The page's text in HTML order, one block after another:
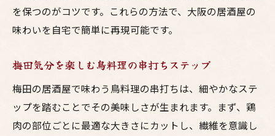
を保つのがコツです。これらの方法で、大阪の居酒屋の
味わいを自宅で簡単に再現可能です。
梅田気分を楽しむ鳥料理の串打ちステップ
梅田の居酒屋で味わう鳥料理の串打ちは、細やかなステ
ップを踏むことでその美味しさが生まれます。まず、鶏
肉の部位ごとに最適な大きさにカットし、繊維を意識し